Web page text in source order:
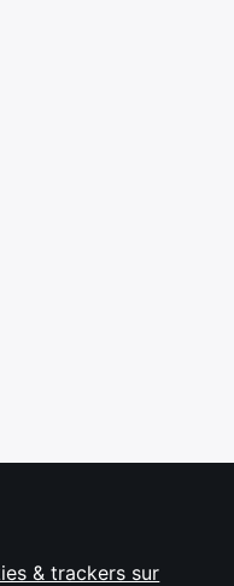
& trackers sur